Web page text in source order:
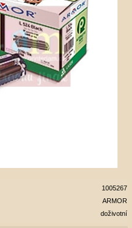
1005267
ARMOR
doživotní